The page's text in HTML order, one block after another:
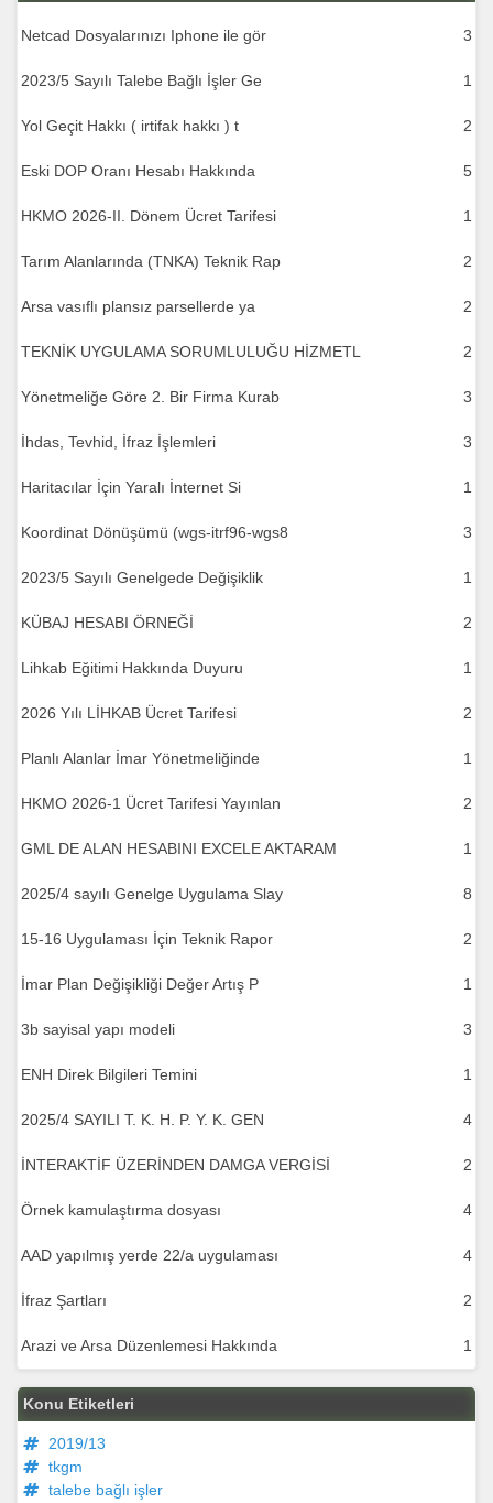
Netcad Dosyalarınızı Iphone ile gör 3
2023/5 Sayılı Talebe Bağlı İşler Ge 1
Yol Geçit Hakkı ( irtifak hakkı ) t 2
Eski DOP Oranı Hesabı Hakkında 5
HKMO 2026-II. Dönem Ücret Tarifesi 1
Tarım Alanlarında (TNKA) Teknik Rap 2
Arsa vasıflı plansız parsellerde ya 2
TEKNİK UYGULAMA SORUMLULUĞU HİZMETL 2
Yönetmeliğe Göre 2. Bir Firma Kurab 3
İhdas, Tevhid, İfraz İşlemleri 3
Haritacılar İçin Yaralı İnternet Si 1
Koordinat Dönüşümü (wgs-itrf96-wgs8 3
2023/5 Sayılı Genelgede Değişiklik 1
KÜBAJ HESABI ÖRNEĞİ 2
Lihkab Eğitimi Hakkında Duyuru 1
2026 Yılı LİHKAB Ücret Tarifesi 2
Planlı Alanlar İmar Yönetmeliğinde 1
HKMO 2026-1 Ücret Tarifesi Yayınlan 2
GML DE ALAN HESABINI EXCELE AKTARAM 1
2025/4 sayılı Genelge Uygulama Slay 8
15-16 Uygulaması İçin Teknik Rapor 2
İmar Plan Değişikliği Değer Artış P 1
3b sayisal yapı modeli 3
ENH Direk Bilgileri Temini 1
2025/4 SAYILI T. K. H. P. Y. K. GEN 4
İNTERAKTİF ÜZERİNDEN DAMGA VERGİSİ 2
Örnek kamulaştırma dosyası 4
AAD yapılmış yerde 22/a uygulaması 4
İfraz Şartları 2
Arazi ve Arsa Düzenlemesi Hakkında 1
Konu Etiketleri
2019/13
tkgm
talebe bağlı işler